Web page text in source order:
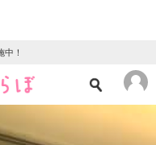
！
ス